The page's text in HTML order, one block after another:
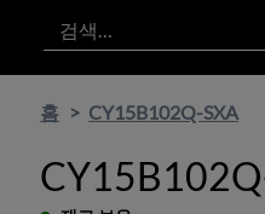
검색
홈 CY15B102Q-SXA